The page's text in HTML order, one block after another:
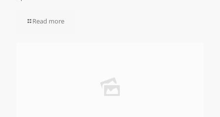
Read more